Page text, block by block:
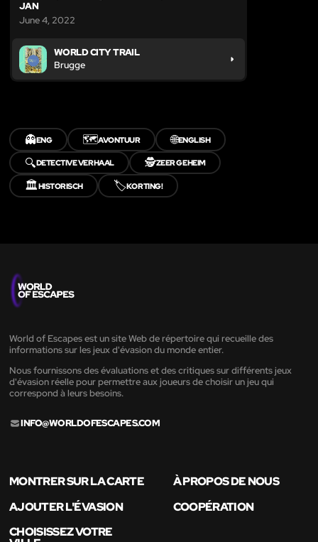
JAN
June 4, 2022
WORLD CITY TRAIL
Brugge
👻ENG 🗺️AVONTUUR 🌐ENGLISH
🔍DETECTIVE VERHAAL 🕵️ZEER GEHEIM
🏛️HISTORISCH 🏷️KORTING!
World of Escapes est un site Web de répertoire qui recueille des
informations sur les jeux d'évasion du monde entier.
Nous fournissons des évaluations et des critiques sur différents jeux
d'évasion réelle pour permettre aux joueurs de choisir un jeu qui
correspond à leurs besoins.
INFO@WORLDOFESCAPES.COM
MONTRER SUR LA CARTE
À PROPOS DE NOUS
AJOUTER L'ÉVASION
COOPÉRATION
CHOISISSEZ VOTRE